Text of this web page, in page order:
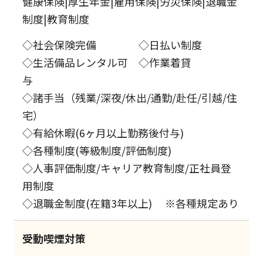
制度|教育制度
◇社会保険完備 ◇日払い制度
◇生活備品レンタル可 ◇作業着貸
与
◇諸手当（残業/深夜/休出/通勤/赴任/引越/住
宅）
◇有給休暇(6ヶ月以上勤務後付与)
◇各種制度(等級制度/評価制度)
◇人事評価制度/キャリア教育制度/正社員登
用制度
◇退職金制度(在籍3年以上) ※各種規定あり
受動喫煙対策